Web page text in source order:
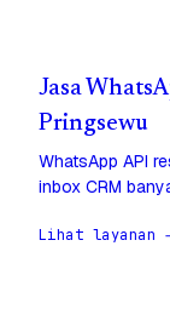
Jasa
Pringsewu
WhatsApp API
inbox CRM
Lihat layanan